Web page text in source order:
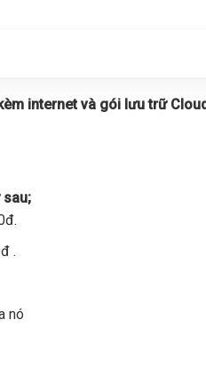
internet và gói lưu trữ
sau;
.
nó